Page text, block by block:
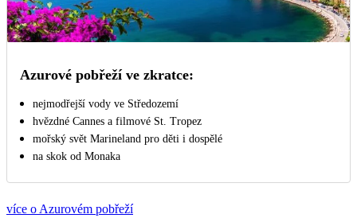
Azurové pobřeží ve zkratce:
nejmodřejší vody ve Středozemí
hvězdné Cannes a filmové St. Tropez
mořský svět Marineland pro děti i dospělé
na skok od Monaka
více o Azurovém pobřeží